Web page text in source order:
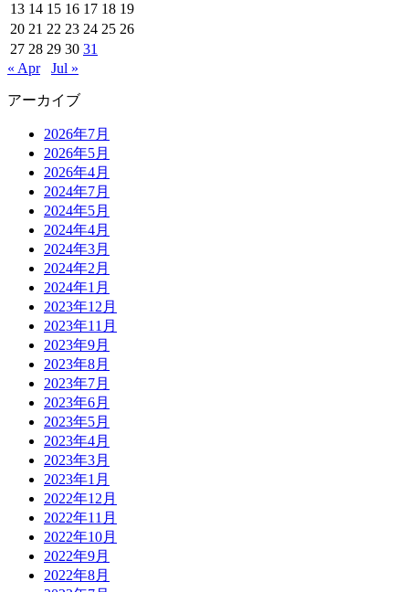
13 14 15 16 17 18 19
20 21 22 23 24 25 26
27 28 29 30 31
« Apr
Jul »
アーカイブ
2026年7月
2026年5月
2026年4月
2024年7月
2024年5月
2024年4月
2024年3月
2024年2月
2024年1月
2023年12月
2023年11月
2023年9月
2023年8月
2023年7月
2023年6月
2023年5月
2023年4月
2023年3月
2023年1月
2022年12月
2022年11月
2022年10月
2022年9月
2022年8月